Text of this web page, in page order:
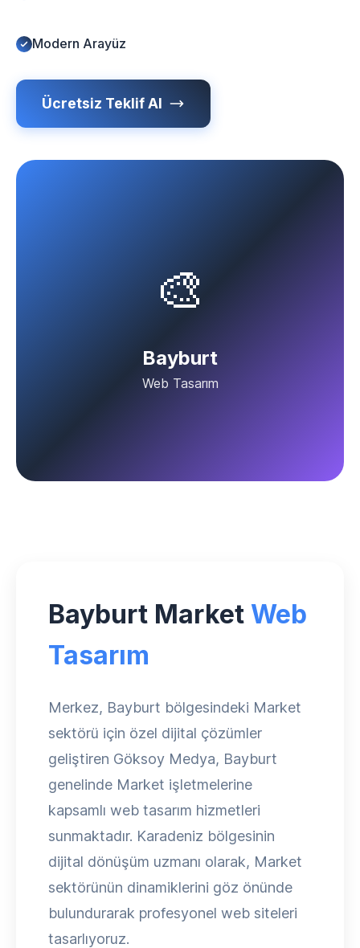
Modern Arayüz
Ücretsiz Teklif Al
🎨
Bayburt
Web Tasarım
Bayburt Market Web
Tasarım
Merkez, Bayburt bölgesindeki Market
sektörü için özel dijital çözümler
geliştiren Göksoy Medya, Bayburt
genelinde Market işletmelerine
kapsamlı web tasarım hizmetleri
sunmaktadır. Karadeniz bölgesinin
dijital dönüşüm uzmanı olarak, Market
sektörünün dinamiklerini göz önünde
bulundurarak profesyonel web siteleri
tasarlıyoruz.